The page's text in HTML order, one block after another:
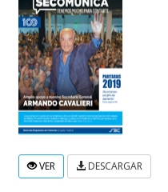
VER DESCARGAR